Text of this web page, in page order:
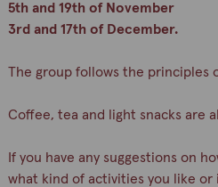
5th and 19th of November
3rd and 17th of December.
The group follows the principles
Coffee, tea and light snacks are
If you have any suggestions on
what kind of activities you like